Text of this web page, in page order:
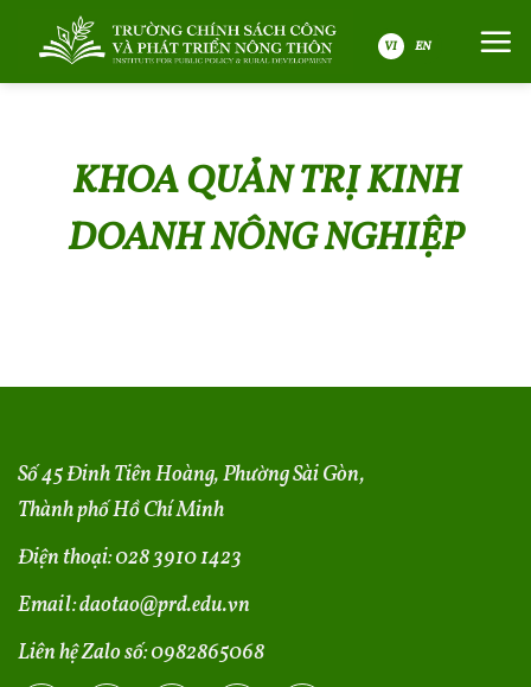
VI
KHOA QUẢN TRỊ KINH
DOANH NÔNG NGHIỆP
Số 45 Đinh Tiên Hoàng, Phường Sài Gòn,
Thành phố Hồ Chí Minh
Điện thoại:028 3910 1423
Email:daotao@prd.edu.vn
Liên hệ Zalo số:0982865068